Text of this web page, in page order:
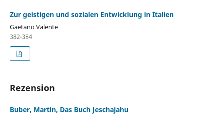
Zur geistigen und sozialen Entwicklung in Italien
Gaetano Valente
382-384
Rezension
Buber, Martin, Das Buch Jeschajahu